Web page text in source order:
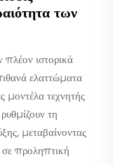
των
ιστορικά
ελαττώματα
μοντέλα τεχνητής
τη
μεταβαίνοντας
προληπτική